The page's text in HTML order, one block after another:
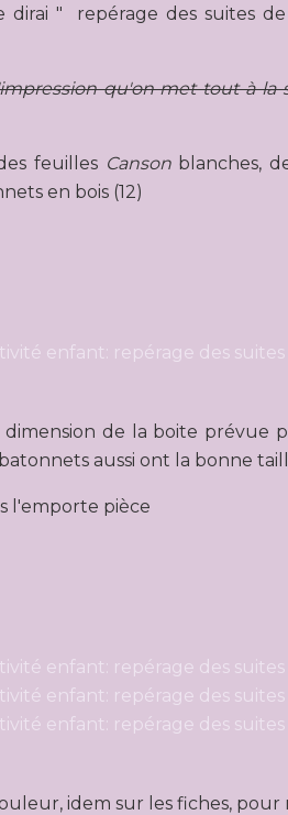
dirai " repérage des suites
qu'on met tout à la
feuilles Cansonblanches,
en bois (12)
dimension de la boite prévue
aussi ont la bonne
l'emporte pièce
idem sur les fiches,